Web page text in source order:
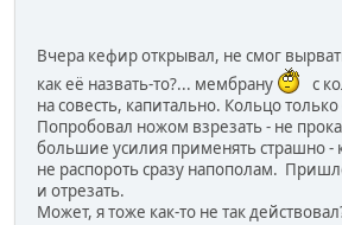
Вчера кефир открывал, не смог
как её назвать-то?... мембрану
с
на совесть, капитально. Кольцо
Попробовал ножом взрезать - не
большие усилия применять страшно -
не распороть сразу напополам.
и отрезать.
Может, я тоже как-то не так